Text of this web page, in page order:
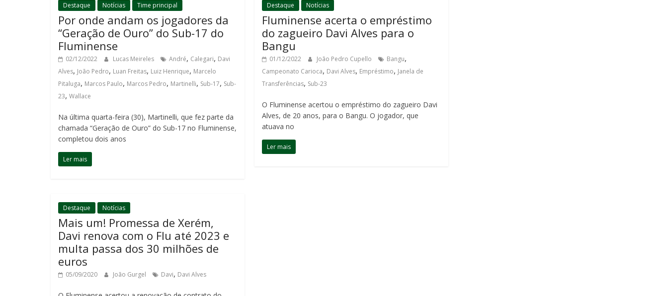
Destaque Notícias Time principal
Por onde andam os jogadores da
“Geração de Ouro” do Sub-17 do
Fluminense
02/12/2022 Lucas Meireles André, Calegari, Davi
Alves, João Pedro, Luan Freitas, Luiz Henrique, Marcelo
Pitaluga, Marcos Paulo, Marcos Pedro, Martinelli, Sub-17, Sub-
23, Wallace
Na última quarta-feira (30), Martinelli, que fez parte da
chamada “Geração de Ouro” do Sub-17 no Fluminense,
completou dois anos
Ler mais
Destaque Notícias
Fluminense acerta o empréstimo
do zagueiro Davi Alves para o
Bangu
01/12/2022 João Pedro Cupello Bangu,
Campeonato Carioca, Davi Alves, Empréstimo, Janela de
Transferências, Sub-23
O Fluminense acertou o empréstimo do zagueiro Davi
Alves, de 20 anos, para o Bangu. O jogador, que
atuava no
Ler mais
Destaque Notícias
Mais um! Promessa de Xerém,
Davi renova com o Flu até 2023 e
multa passa dos 30 milhões de
euros
05/09/2020 João Gurgel Davi, Davi Alves